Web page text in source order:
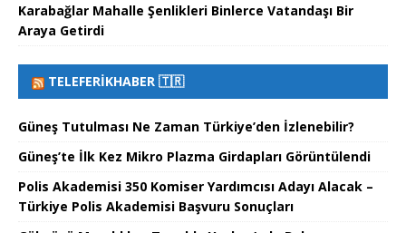
Karabağlar Mahalle Şenlikleri Binlerce Vatandaşı Bir
Araya Getirdi
TELEFERIKHABER 🇹🇷
Güneş Tutulması Ne Zaman Türkiye’den İzlenebilir?
Güneş’te İlk Kez Mikro Plazma Girdapları Görüntülendi
Polis Akademisi 350 Komiser Yardımcısı Adayı Alacak –
Türkiye Polis Akademisi Başvuru Sonuçları